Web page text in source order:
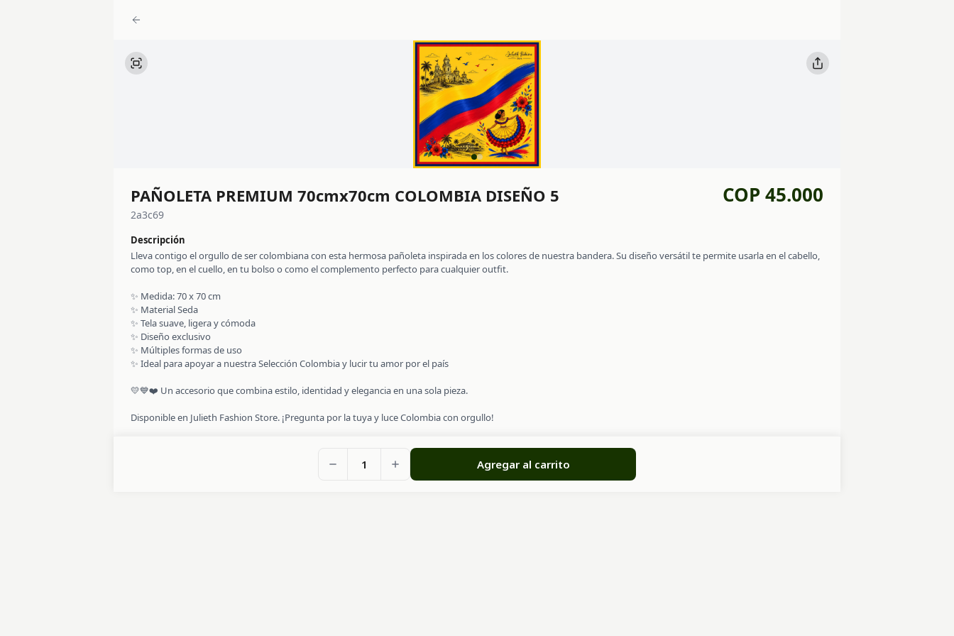
PAÑOLETA PREMIUM 70cmx70cm COLOMBIA DISEÑO 5 COP 45.000
2a3c69
Descripción
Lleva contigo el orgullo de ser colombiana con esta hermosa pañoleta inspirada en los colores de nuestra bandera. Su diseño versátil te permite usarla en el cabello,
como top, en el cuello, en tu bolso o como el complemento perfecto para cualquier outfit.
✨ Medida: 70 x 70 cm
✨ Material Seda
✨ Tela suave, ligera y cómoda
✨ Diseño exclusivo
✨ Múltiples formas de uso
✨ Ideal para apoyar a nuestra Selección Colombia y lucir tu amor por el país
💛💙❤️ Un accesorio que combina estilo, identidad y elegancia en una sola pieza.
Disponible en Julieth Fashion Store. ¡Pregunta por la tuya y luce Colombia con orgullo!
1 Agregar al carrito